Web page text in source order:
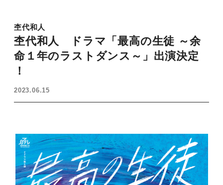
杢代和人
杢代和人 ドラマ「最高の生徒 ～余
命１年のラストダンス～」出演決定
！
2023.06.15